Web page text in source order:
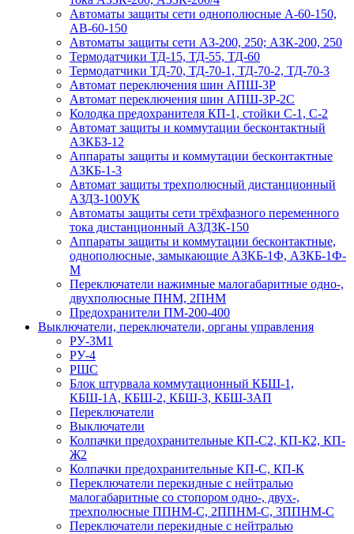
Автоматы защиты сети однополюсные А-60-150,
АВ-60-150
Автоматы защиты сети АЗ-200, 250; АЗК-200, 250
Термодатчики ТД-15, ТД-55, ТД-60
Термодатчики ТД-70, ТД-70-1, ТД-70-2, ТД-70-3
Автомат переключения шин АПШ-3Р
Автомат переключения шин АПШ-3P-2С
Колодка предохранителя КП-1, стойки С-1, С-2
Автомат защиты и коммутации бесконтактный
АЗКБЗ-12
Аппараты защиты и коммутации бесконтактные
АЗКБ-1-3
Автомат защиты трехполюсный дистанционный
АЗДЗ-100УК
Автоматы защиты сети трёхфазного переменного
тока дистанционный АЗДЗК-150
Аппараты защиты и коммутации бесконтактные,
однополюсные, замыкающие АЗКБ-1Ф, АЗКБ-1Ф-
М
Переключатели нажимные малогабаритные одно-,
двухполюсные ПНМ, 2ПНМ
Предохранители ПМ-200-400
Выключатели, переключатели, органы управления
РУ-3М1
РУ-4
РШС
Блок штурвала коммутационный КБШ-1,
КБШ-1А, КБШ-2, КБШ-3, КБШ-3АП
Переключатели
Выключатели
Колпачки предохранительные КП-С2, КП-К2, КП-
Ж2
Колпачки предохранительные КП-С, КП-К
Переключатели перекидные с нейтралью
малогабаритные со стопором одно-, двух-,
трехполюсные ППНМ-С, 2ППНМ-С, 3ППНМ-С
Переключатели перекидные с нейтралью